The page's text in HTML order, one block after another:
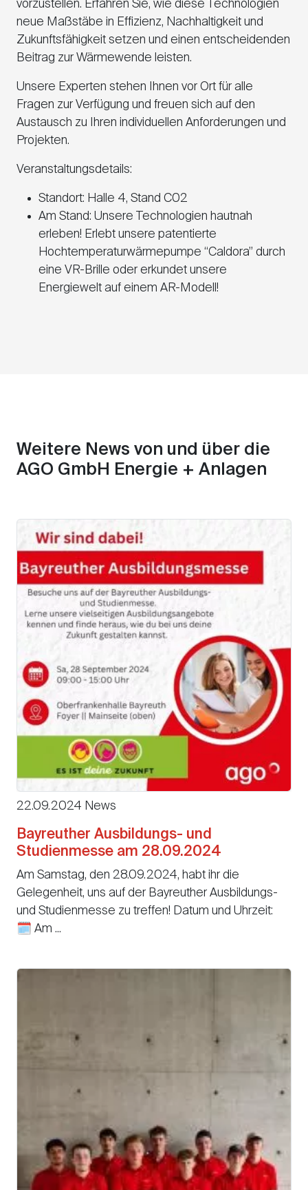
vorzustellen. Erfahren Sie, wie diese Technologien
neue Maßstäbe in Effizienz, Nachhaltigkeit und
Zukunftsfähigkeit setzen und einen entscheidenden
Beitrag zur Wärmewende leisten.
Unsere Experten stehen Ihnen vor Ort für alle
Fragen zur Verfügung und freuen sich auf den
Austausch zu Ihren individuellen Anforderungen und
Projekten.
Veranstaltungsdetails:
Standort: Halle 4, Stand C02
Am Stand: Unsere Technologien hautnah
erleben! Erlebt unsere patentierte
Hochtemperaturwärmepumpe “Caldora” durch
eine VR-Brille oder erkundet unsere
Energiewelt auf einem AR-Modell!
Weitere News von und über die
AGO GmbH Energie + Anlagen
22.09.2024 News
Bayreuther Ausbildungs- und
Studienmesse am 28.09.2024
Am Samstag, den 28.09.2024, habt ihr die
Gelegenheit, uns auf der Bayreuther Ausbildungs-
und Studienmesse zu treffen! Datum und Uhrzeit:
🗓️ Am ...